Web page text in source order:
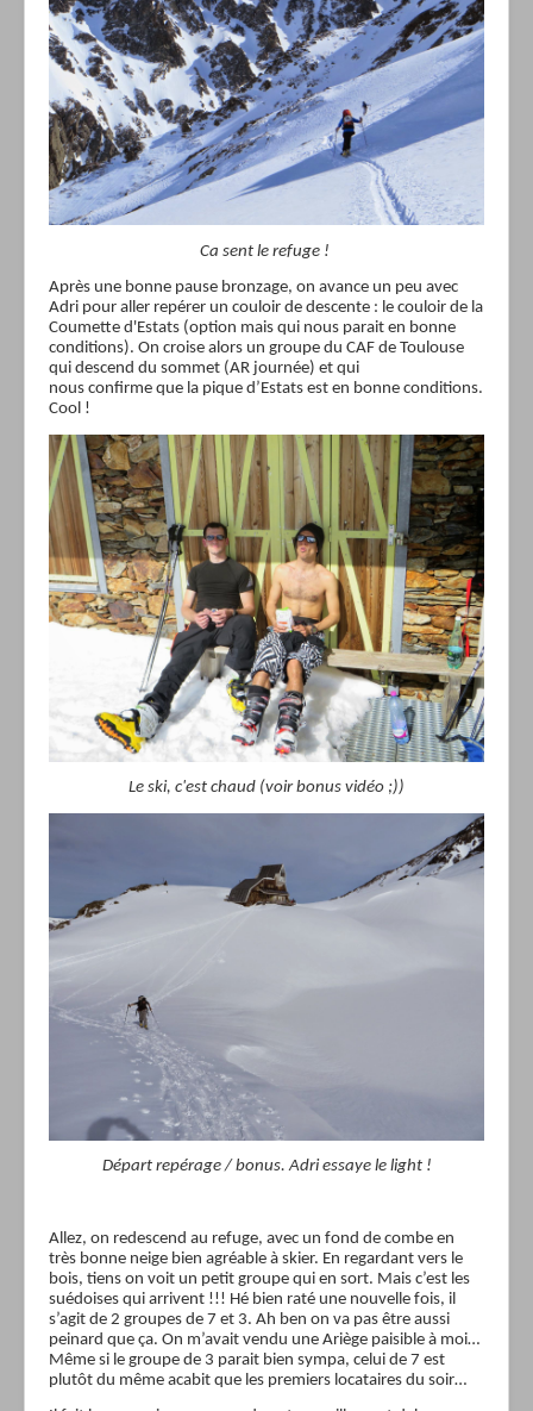
Ca sent le refuge !
Après une bonne pause bronzage, on avance un peu avec
Adri pour aller repérer un couloir de descente : le couloir de la
Coumette d'Estats (option mais qui nous parait en bonne
conditions). On croise alors un groupe du CAF de Toulouse
qui descend du sommet (AR journée) et qui
nous confirme que la pique d’Estats est en bonne conditions.
Cool !
Le ski, c'est chaud (voir bonus vidéo ;))
Départ repérage / bonus. Adri essaye le light !
Allez, on redescend au refuge, avec un fond de combe en
très bonne neige bien agréable à skier. En regardant vers le
bois, tiens on voit un petit groupe qui en sort. Mais c’est les
suédoises qui arrivent !!! Hé bien raté une nouvelle fois, il
s’agit de 2 groupes de 7 et 3. Ah ben on va pas être aussi
peinard que ça. On m’avait vendu une Ariège paisible à moi…
Même si le groupe de 3 parait bien sympa, celui de 7 est
plutôt du même acabit que les premiers locataires du soir…